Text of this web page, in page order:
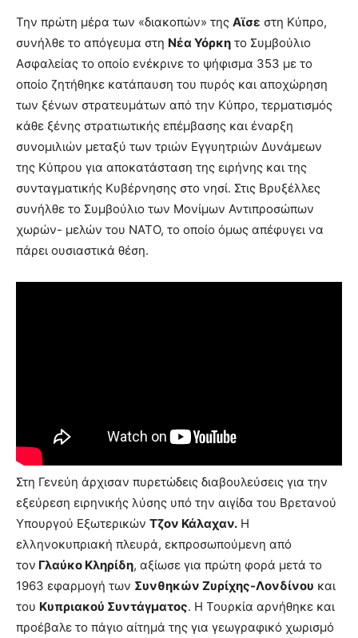
Την πρώτη μέρα των «διακοπών» της Αϊσε στη Κύπρο,
συνήλθε το απόγευμα στη Νέα Υόρκη το Συμβούλιο
Ασφαλείας το οποίο ενέκρινε το ψήφισμα 353 με το
οποίο ζητήθηκε κατάπαυση του πυρός και αποχώρηση
των ξένων στρατευμάτων από την Κύπρο, τερματισμός
κάθε ξένης στρατιωτικής επέμβασης και έναρξη
συνομιλιών μεταξύ των τριών Εγγυητριών Δυνάμεων
της Κύπρου για αποκατάσταση της ειρήνης και της
συνταγματικής Κυβέρνησης στο νησί. Στις Βρυξέλλες
συνήλθε το Συμβούλιο των Μονίμων Αντιπροσώπων
χωρών- μελών του ΝΑΤΟ, το οποίο όμως απέφυγει να
πάρει ουσιαστικά θέση.
Στη Γενεύη άρχισαν πυρετώδεις διαβουλεύσεις για την
εξεύρεση ειρηνικής λύσης υπό την αιγίδα του Βρετανού
Υπουργού Εξωτερικών Τζον Κάλαχαν. Η
ελληνοκυπριακή πλευρά, εκπροσωπούμενη από
τον Γλαύκο Κληρίδη, αξίωσε για πρώτη φορά μετά το
1963 εφαρμογή των Συνθηκών Ζυρίχης-Λονδίνου και
του Κυπριακού Συντάγματος. Η Τουρκία αρνήθηκε και
προέβαλε το πάγιο αίτημά της για γεωγραφικό χωρισμό